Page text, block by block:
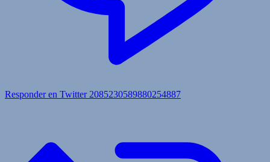
Responder en Twitter 2085230589880254887